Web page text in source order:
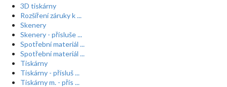
3D tiskárny
Rozšíření záruky k ...
Skenery
Skenery - přísluše ...
Spotřební materiál ...
Spotřební materiál ...
Tiskárny
Tiskárny - přísluš ...
Tiskárny m. - přís ...